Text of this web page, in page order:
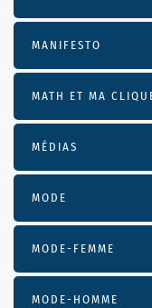
MANIFESTO
MATH ET MA
MÉDIAS
MODE
MODE-FEMME
MODE-HOMME